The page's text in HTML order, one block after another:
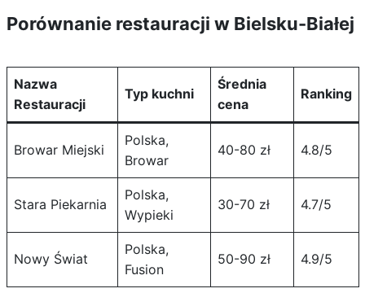
Porównanie restauracji w Bielsku-Białej
Nazwa
Restauracji
Typ kuchni
Średnia
cena
Ranking
Browar Miejski
Polska,
Browar
40-80 zł 4.8/5
Stara Piekarnia
Polska,
Wypieki
30-70 zł 4.7/5
Nowy Świat
Polska,
Fusion
50-90 zł 4.9/5